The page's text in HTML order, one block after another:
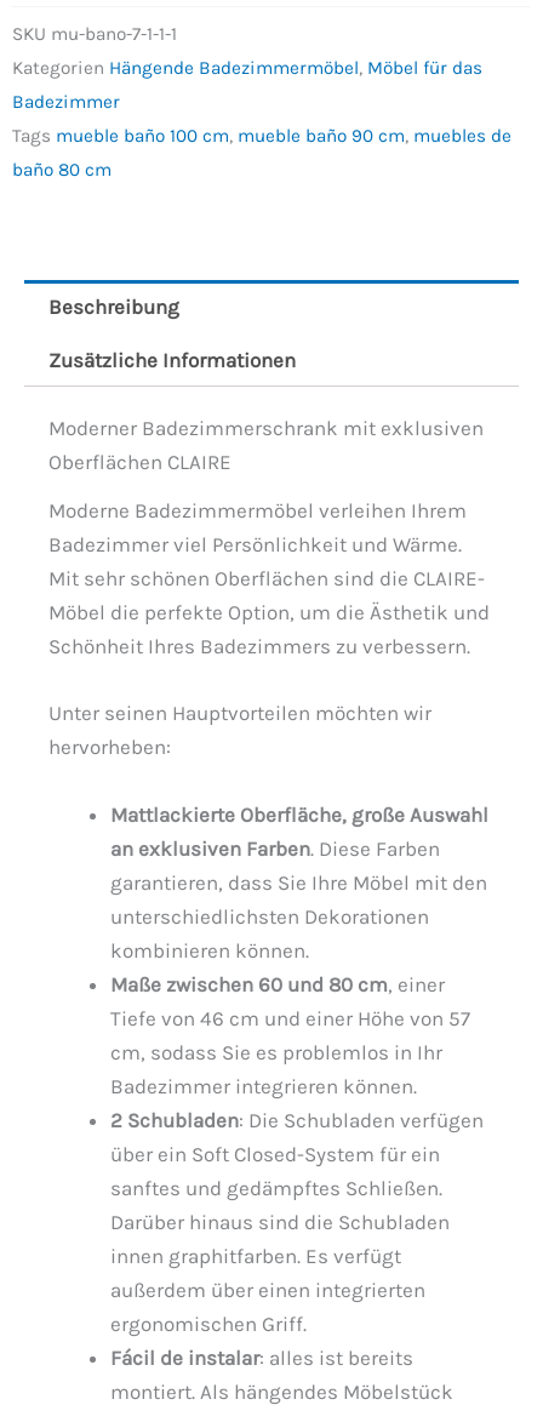
SKU mu-bano-7-1-1-1
Kategorien Hängende Badezimmermöbel, Möbel für das
Badezimmer
Tags mueble baño 100 cm, mueble baño 90 cm, muebles de
baño 80 cm
Beschreibung
Zusätzliche Informationen
Moderner Badezimmerschrank mit exklusiven
Oberflächen CLAIRE
Moderne Badezimmermöbel verleihen Ihrem
Badezimmer viel Persönlichkeit und Wärme.
Mit sehr schönen Oberflächen sind die CLAIRE-
Möbel die perfekte Option, um die Ästhetik und
Schönheit Ihres Badezimmers zu verbessern.
Unter seinen Hauptvorteilen möchten wir
hervorheben:
Mattlackierte Oberfläche, große Auswahl
an exklusiven Farben. Diese Farben
garantieren, dass Sie Ihre Möbel mit den
unterschiedlichsten Dekorationen
kombinieren können.
Maße zwischen 60 und 80 cm, einer
Tiefe von 46 cm und einer Höhe von 57
cm, sodass Sie es problemlos in Ihr
Badezimmer integrieren können.
2 Schubladen: Die Schubladen verfügen
über ein Soft Closed-System für ein
sanftes und gedämpftes Schließen.
Darüber hinaus sind die Schubladen
innen graphitfarben. Es verfügt
außerdem über einen integrierten
ergonomischen Griff.
Fácil de instalar: alles ist bereits
montiert. Als hängendes Möbelstück